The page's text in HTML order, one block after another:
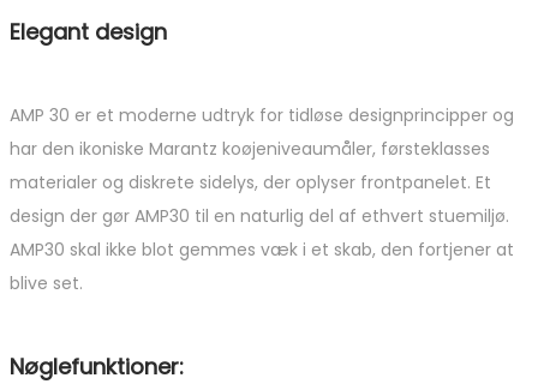
Elegant design
AMP 30 er et moderne udtryk for tidløse designprincipper og
har den ikoniske Marantz koøjeniveaumåler, førsteklasses
materialer og diskrete sidelys, der oplyser frontpanelet. Et
design der gør AMP30 til en naturlig del af ethvert stuemiljø.
AMP30 skal ikke blot gemmes væk i et skab, den fortjener at
blive set.
Nøglefunktioner: